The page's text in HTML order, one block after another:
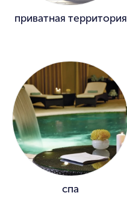
приватная территория
спа